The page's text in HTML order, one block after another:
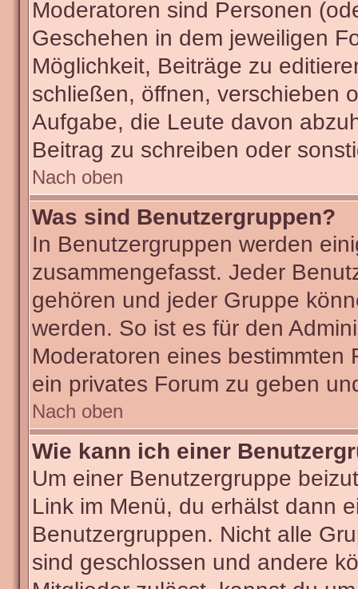
Moderatoren sind Personen
Geschehen in dem jeweiligen
Möglichkeit, Beiträge zu
schließen, öffnen, verschieben
Aufgabe, die Leute davon
Beitrag zu schreiben oder
Nach oben
Was sind Benutzergruppen?
In Benutzergruppen werden
zusammengefasst. Jeder
gehören und jeder Gruppe
werden. So ist es für den
Moderatoren eines bestimmten
ein privates Forum zu geben
Nach oben
Wie kann ich einer
Um einer Benutzergruppe
Link im Menü, du erhälst dann
Benutzergruppen. Nicht alle
sind geschlossen und andere